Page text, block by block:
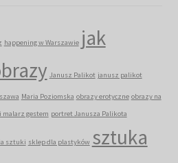
happening w Warszawie jak
Janusz Palikot janusz palikot
Maria Poziomska obrazy erotyczne obrazy na
malarz gestem portret Janusza Palikota
sztuki sklep dla plastyków sztuka